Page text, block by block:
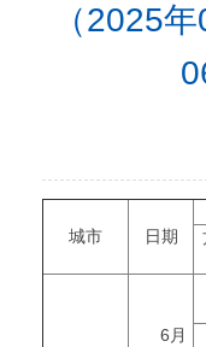
（2025
城市 日期
6月